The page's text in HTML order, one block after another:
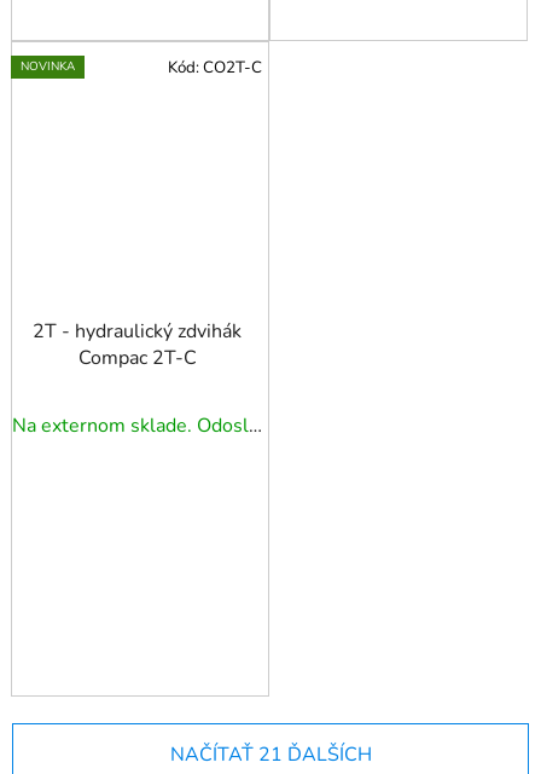
NOVINKA
2T - hydraulický zdvihák
Compac 2T-C
Na externom sklade. Odoslanie 3 - 5 prac. dní.
Kód:CO2T-C
NAČÍTAŤ 21 ĎALŠÍCH